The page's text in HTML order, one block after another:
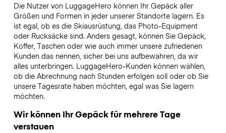
Die Nutzer von LuggageHero können Ihr Gepäck aller
Größen und Formen in jeder unserer Standorte lagern. Es
ist egal, ob es die Skiausrüstung, das Photo-Equipment
oder Rucksäcke sind. Anders gesagt, können Sie Gepäck,
Koffer, Taschen oder wie auch immer unsere zufriedenen
Kunden das nennen, sicher bei uns aufbewahren, da wir
alles unterbringen. LuggageHero-Kunden können wählen,
ob die Abrechnung nach Stunden erfolgen soll oder ob Sie
unsere Tagesrate haben möchten, egal was Sie lagern
möchten.
Wir können Ihr Gepäck für mehrere Tage
verstauen